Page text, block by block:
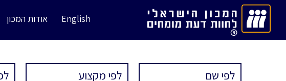
English אודות המכון